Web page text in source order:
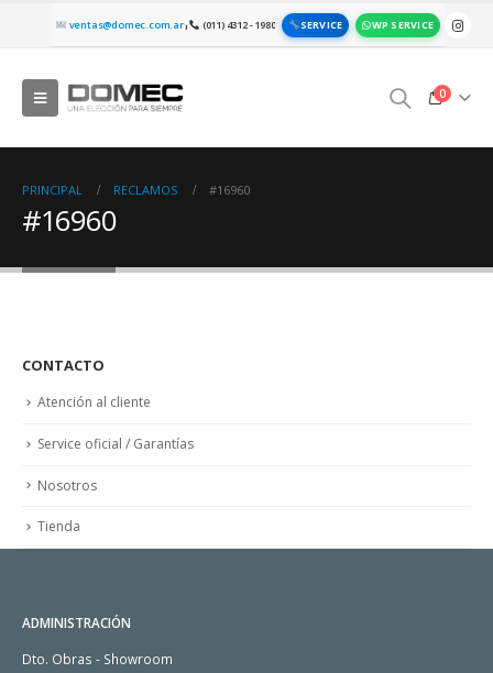
ventas@domec.com.ar| (011) 4312 - 1980 SERVICE WP SERVICE
0
PRINCIPAL RECLAMOS #16960
#16960
CONTACTO
Atención al cliente
Service oficial / Garantías
Nosotros
Tienda
ADMINISTRACIÓN
Dto. Obras - Showroom